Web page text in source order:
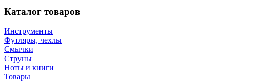
Каталог товаров
Инструменты
Футляры, чехлы
Смычки
Струны
Ноты и книги
Товары